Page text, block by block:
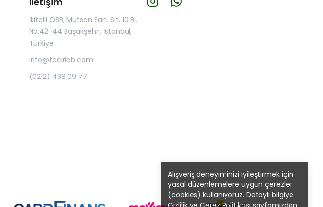
Alışveriş deneyiminizi iyileştirmek için
yasal düzenlemelere uygun çerezler
(cookies) kullanıyoruz. Detaylı bilgiye
Gizlilik ve Çerez Politikası sayfamızdan
İkitelli OSB, Mutsan San. Sit. 10 Bl.
No.42-44 Başakşehir, İstanbul,
Türkiye
info@tecirlab.com
(0212) 438 09 77